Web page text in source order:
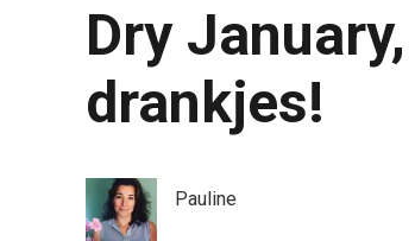
Dry
drankjes!
Pauline